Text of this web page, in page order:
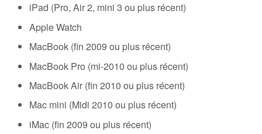
iPad (Pro, Air 2, mini 3 ou plus récent)
Apple Watch
MacBook (fin 2009 ou plus récent)
MacBook Pro (mi-2010 ou plus récent)
MacBook Air (fin 2010 ou plus récent)
Mac mini (Midi 2010 ou plus récent)
iMac (fin 2009 ou plus récent)